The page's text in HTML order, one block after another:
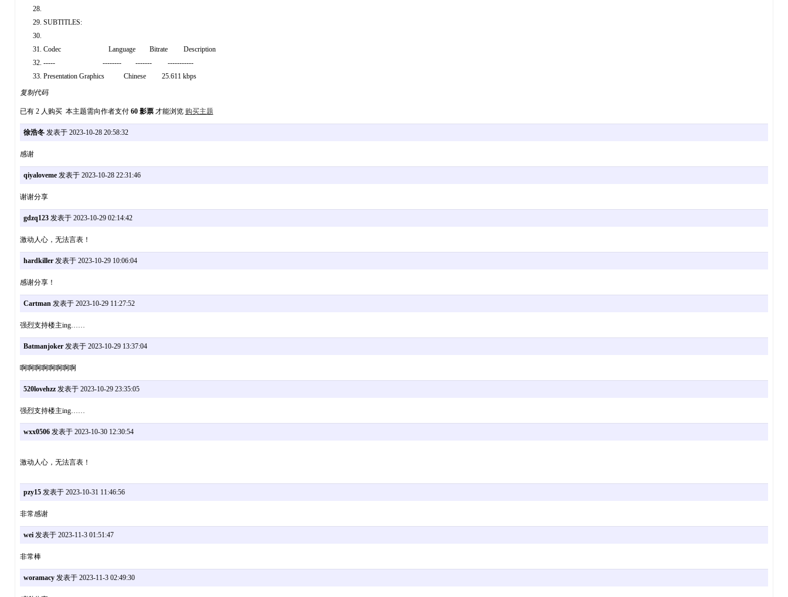
SUBTITLES:
Codec Language Bitrate Description
----- -------- ------- -----------
Presentation Graphics Chinese 25.611 kbps
复制代码
已有 2 人购买 本主题需向作者支付 60 影票才能浏览 购买主题
徐浩冬发表于 2023-10-28 20:58:32
感谢
qiyaloveme发表于 2023-10-28 22:31:46
谢谢分享
gdzq123发表于 2023-10-29 02:14:42
激动人心，无法言表！
hardkiller发表于 2023-10-29 10:06:04
感谢分享！
Cartman发表于 2023-10-29 11:27:52
强烈支持楼主ing……
Batmanjoker发表于 2023-10-29 13:37:04
啊啊啊啊啊啊啊啊
520lovehzz发表于 2023-10-29 23:35:05
强烈支持楼主ing……
wxx0506发表于 2023-10-30 12:30:54
激动人心，无法言表！
pzy15发表于 2023-10-31 11:46:56
非常感谢
wei发表于 2023-11-3 01:51:47
非常棒
woramacy发表于 2023-11-3 02:49:30